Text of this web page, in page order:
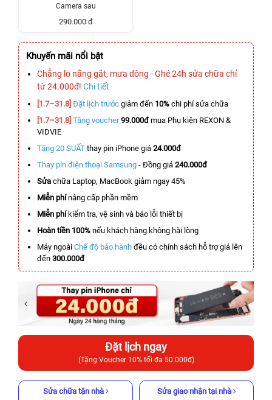
Camera sau
290.000 đ
Khuyến mãi nổi bật
Chẳng lo nắng gắt, mưa dông - Ghé 24h sửa chữa chỉ
từ 24.000đ! Chi tiết
[1.7–31.8] Đặt lịch trước giảm đến 10% chi phí sửa chữa
[1.7–31.8] Tặng voucher 99.000đmua Phụ kiện REXON &
VIDVIE
Tặng 20 SUẤT thay pin iPhone giá 24.000đ
Thay pin điện thoại Samsung - Đồng giá 240.000đ
Sửa chữa Laptop, MacBook giảm ngay 45%
Miễn phínâng cấp phần mềm
Miễn phíkiểm tra, vệ sinh và báo lỗi thiết bị
Hoàn tiền 100% nếu khách hàng không hài lòng
Máy ngoài Chế độ bảo hành đều có chính sách hỗ trợ giá lên
đến 300.000đ
Đặt lịch ngay
(Tặng Voucher 10% tối đa 50.000đ)
Sửa chữa tận nhà Sửa giao nhận tại nhà